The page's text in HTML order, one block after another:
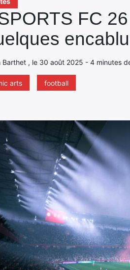
FC
Barthet , le 30 août 2025 - 4 minutes
arts football